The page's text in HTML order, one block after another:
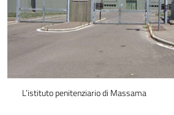
L’istituto penitenziario di Massama